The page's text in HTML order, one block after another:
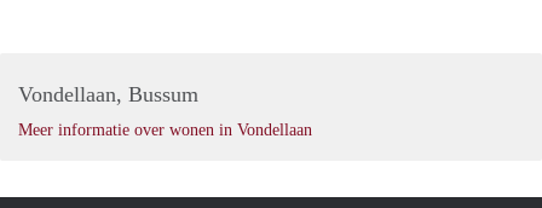
Vondellaan, Bussum
Meer informatie over wonen in Vondellaan